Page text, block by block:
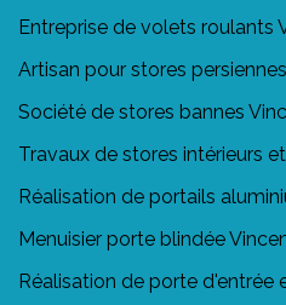
Entreprise de volets roulants
Artisan pour stores
Société de stores bannes
Travaux de stores intérieurs
Réalisation de portails
Menuisier porte blindée
Réalisation de porte d'entrée